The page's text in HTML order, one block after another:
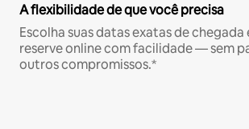
A flexibilidade de que você precisa
Escolha suas datas exatas de
reserve online com facilidade — sem
outros compromissos.*